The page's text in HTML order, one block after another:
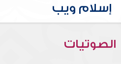
الصوتيات